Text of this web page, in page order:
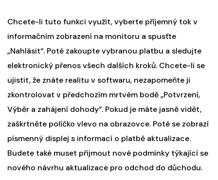
Chcete-li tuto funkci využít, vyberte příjemný tok v
informačním zobrazení na monitoru a spusťte
„Nahlásit“. Poté zakoupte vybranou platbu a sledujte
elektronický přenos všech dalších kroků. Chcete-li se
ujistit, že znáte realitu v softwaru, nezapomeňte ji
zkontrolovat v předchozím mrtvém bodě „Potvrzení,
Výběr a zahájení dohody“. Pokud je máte jasně vidět,
zaškrtněte políčko vlevo na obrazovce. Poté se zobrazí
písmenný displej s informací o platbě aktualizace.
Budete také muset přijmout nové podmínky týkající se
nového návrhu aktualizace pro odchod do důchodu.